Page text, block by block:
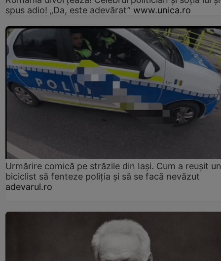
spus adio! „Da, este adevărat” www.unica.ro
Urmărire comică pe străzile din Iași. Cum a reușit un
biciclist să fenteze poliția și să se facă nevăzut
adevarul.ro